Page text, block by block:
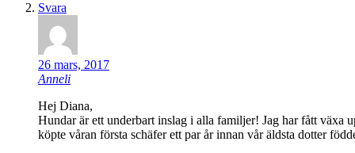
Svara
26 mars, 2017
Anneli
Hej Diana,
Hundar är ett underbart inslag i alla familjer! Jag har fått växa
köpte våran första schäfer ett par år innan vår äldsta dotter